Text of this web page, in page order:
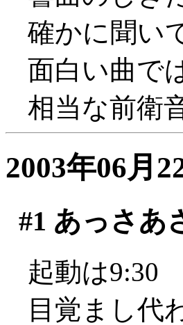
確かに聞い
面白い曲で
相当な前衛
2003年06月
#1 あっさあ
起動は9:30
目覚まし代